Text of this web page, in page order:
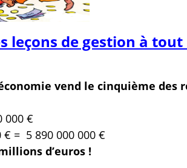
leçons de gestion à
vend le cinquième des
000 €
€ = 5 890 000 000 €
d’euros !